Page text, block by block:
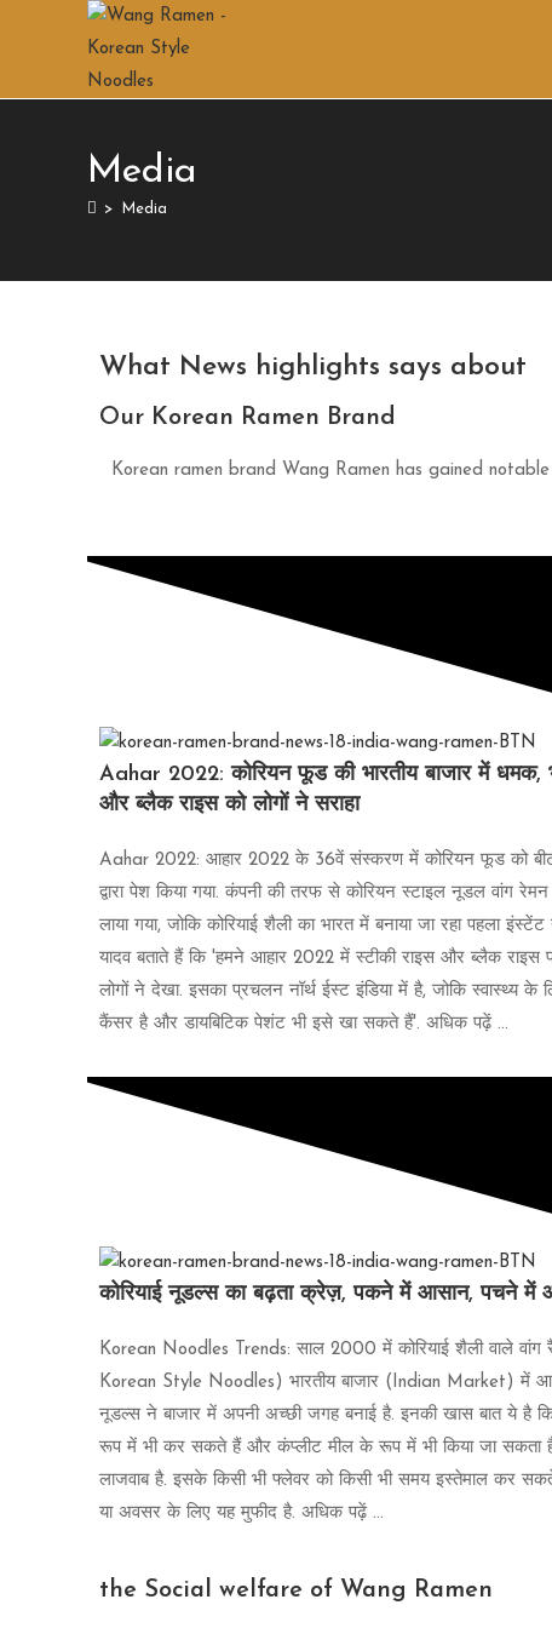
Media
> Media
What News highlights says about
Our Korean Ramen Brand
Korean ramen brand Wang Ramen has gained
Aahar 2022: कोरियन फूड की भारतीय बाजार में
और ब्‍लैक राइस को लोगों ने सराहा
Aahar 2022: आहार 2022 के 36वें संस्‍करण में कोरियन फूड को
द्वारा पेश किया गया. कंपनी की तरफ से कोरियन स्‍टाइल नूडल वांग
लाया गया, जोकि कोरियाई शैली का भारत में बनाया जा रहा पहला
यादव बताते हैं कि 'हमने आहार 2022 में स्‍टीकी राइस और ब्‍लैक राइस
लोगों ने देखा. इसका प्रचलन नॉर्थ ईस्‍ट इंडिया में है, जोक‍ि स्‍वास्‍थ्‍य के
कैंसर है और डायबिटिक पेशंट भी इसे खा सकते हैं'. अधिक पढ़ें ...
कोरियाई नूडल्स का बढ़ता क्रेज़, पकने में आसान, पचने में
Korean Noodles Trends: साल 2000 में कोरियाई शैली वाले
Korean Style Noodles) भारतीय बाजार (Indian Market) में
नूडल्स ने बाजार में अपनी अच्छी जगह बनाई है. इनकी खास बात ये है
रूप में भी कर सकते हैं और कंप्लीट मील के रूप में भी किया जा सकता
लाजवाब है. इसके किसी भी फ्लेवर को किसी भी समय इस्तेमाल कर
या अवसर के लिए यह मुफीद है. अधिक पढ़ें ...
the Social welfare of Wang Ramen